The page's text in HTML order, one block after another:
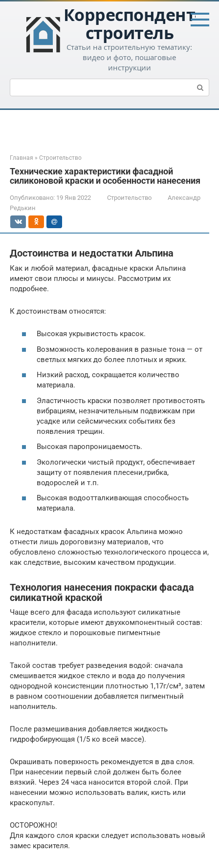
Перейти
контенту
Корреспондент-
строитель
Статьи на строительную тематику:
видео и фото, пошаговые
инструкции
Поиск:
Главная » Строительство
Технические характеристики фасадной
силиконовой краски и особенности нанесения
Опубликовано: 19 Янв 2022 Строительство
Александр
Редькин
Достоинства и недостатки Альпина
Как и любой материал, фасадные краски Альпина
имеют свои плюсы и минусы. Рассмотрим их
подробнее.
К достоинствам относятся:
Высокая укрывистость красок.
Возможность колерования в разные тона — от
светлых мягких до более плотных и ярких.
Низкий расход, сокращается количество
материала.
Эластичность краски позволяет противостоять
вибрациям, незначительным подвижкам при
усадке или сейсмических событиях без
появления трещин.
Высокая паропроницаемость.
Экологически чистый продукт, обеспечивает
защиту от появления плесени,грибка,
водорослей и т.п.
Высокая водоотталкивающая способность
материала.
К недостаткам фасадных красок Альпина можно
отнести лишь дороговизну материалов, что
обусловлено сложностью технологического процесса и,
как следствие, высоким качеством продукции.
Технология нанесения покраски фасада
силикатной краской
Чаще всего для фасада используют силикатные
красители, которые имеют двухкомпонентный состав:
жидкое стекло и порошковые пигментные
наполнители.
Такой состав требует разведения водой: сначала
смешивается жидкое стекло и вода до получения
однородной консистенции плотностью 1,17г/см³, затем
в равном соотношении добавляется пигментный
наполнитель.
После размешивания добавляется жидкость
гидрофобирующая (1/5 ко всей массе).
Окрашивать поверхность рекомендуется в два слоя.
При нанесении первый слой должен быть более
вязкий. Через 24 часа наносится второй слой. При
нанесении можно использовать валик, кисть или
краскопульт.
ОСТОРОЖНО!
Для каждого слоя краски следует использовать новый
замес красителя.